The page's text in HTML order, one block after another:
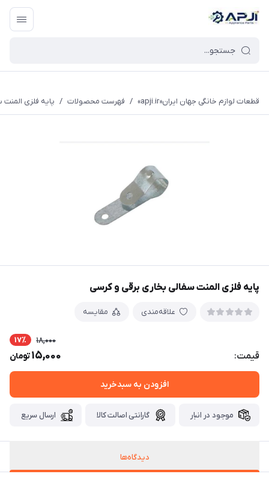
قطعات یدکی و جانبی لوازم خانگی جهان ایران
قطعات لوازم خانگی جهان ایران«apji.ir» / فهرست محصولات / پایه فلزی
پایه فلزی المنت سفالی بخاری برقی و کرسی
علاقه‌مندی مقایسه
قیمت:
18,000 17٪
15,000تومان
افزودن به سبدخرید
موجود در انبار گارانتی اصالت کالا ارسال سریع
دیدگاه‌ها